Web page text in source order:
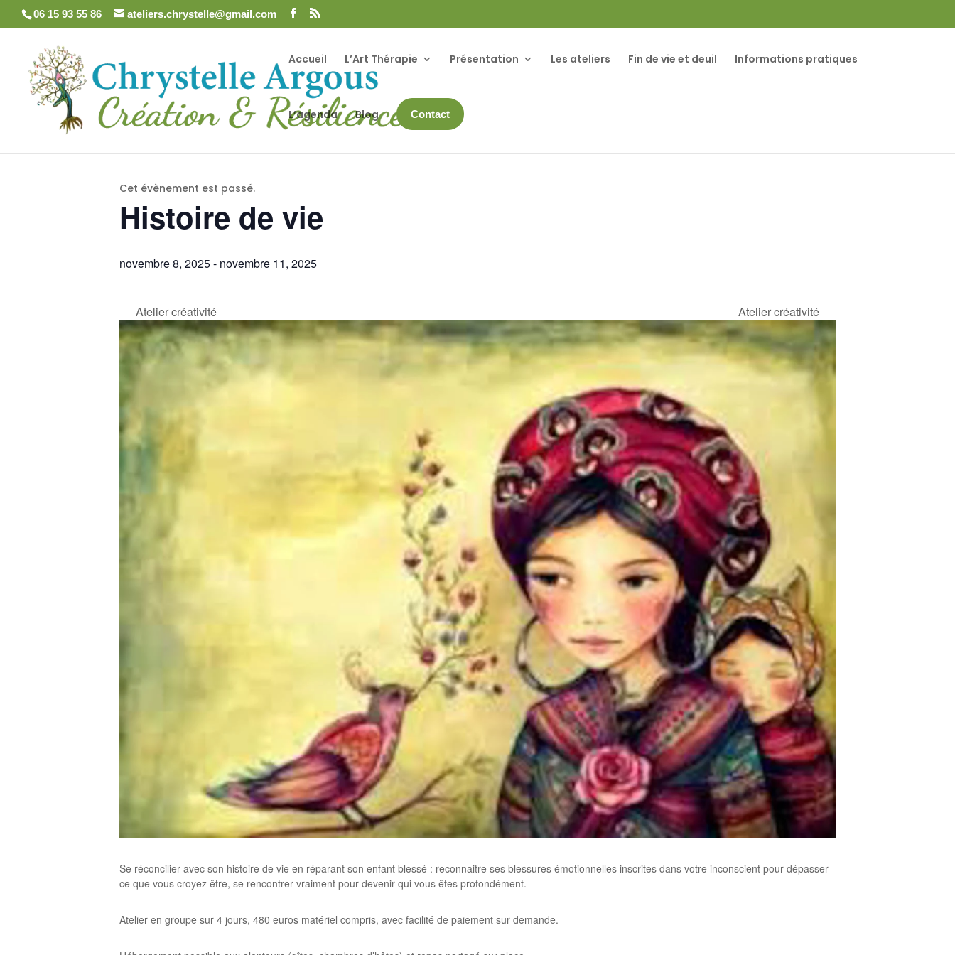
06 15 93 55 86 ateliers.chrystelle@gmail.com
Accueil L’Art Thérapie Présentation Les ateliers Fin de vie et deuil Informations pratiques
L’agenda Blog Contact
Cet évènement est passé.
Histoire de vie
novembre 8, 2025- novembre 11, 2025
Atelier créativité Atelier créativité
Se réconcilier avec son histoire de vie en réparant son enfant blessé : reconnaitre ses blessures émotionnelles inscrites dans votre inconscient pour dépasser
ce que vous croyez être, se rencontrer vraiment pour devenir qui vous êtes profondément.
Atelier en groupe sur 4 jours, 480 euros matériel compris, avec facilité de paiement sur demande.